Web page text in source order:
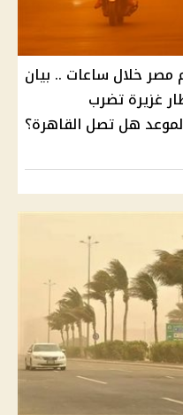
خلال ساعات .. بيان
غزيرة تضرب
هل تصل القاهرة؟